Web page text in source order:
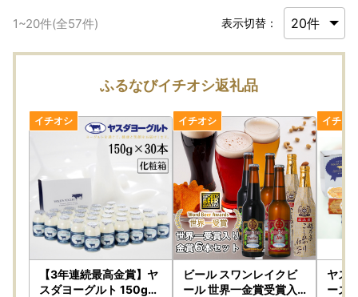
1~20件(全57件) 表示切替：
ふるなびイチオシ返礼品
【3年連続最高金賞】ヤ
スダヨーグルト 150g×
ビール スワンレイクビ
ール 世界一金賞受賞入
ヤス
ーズ